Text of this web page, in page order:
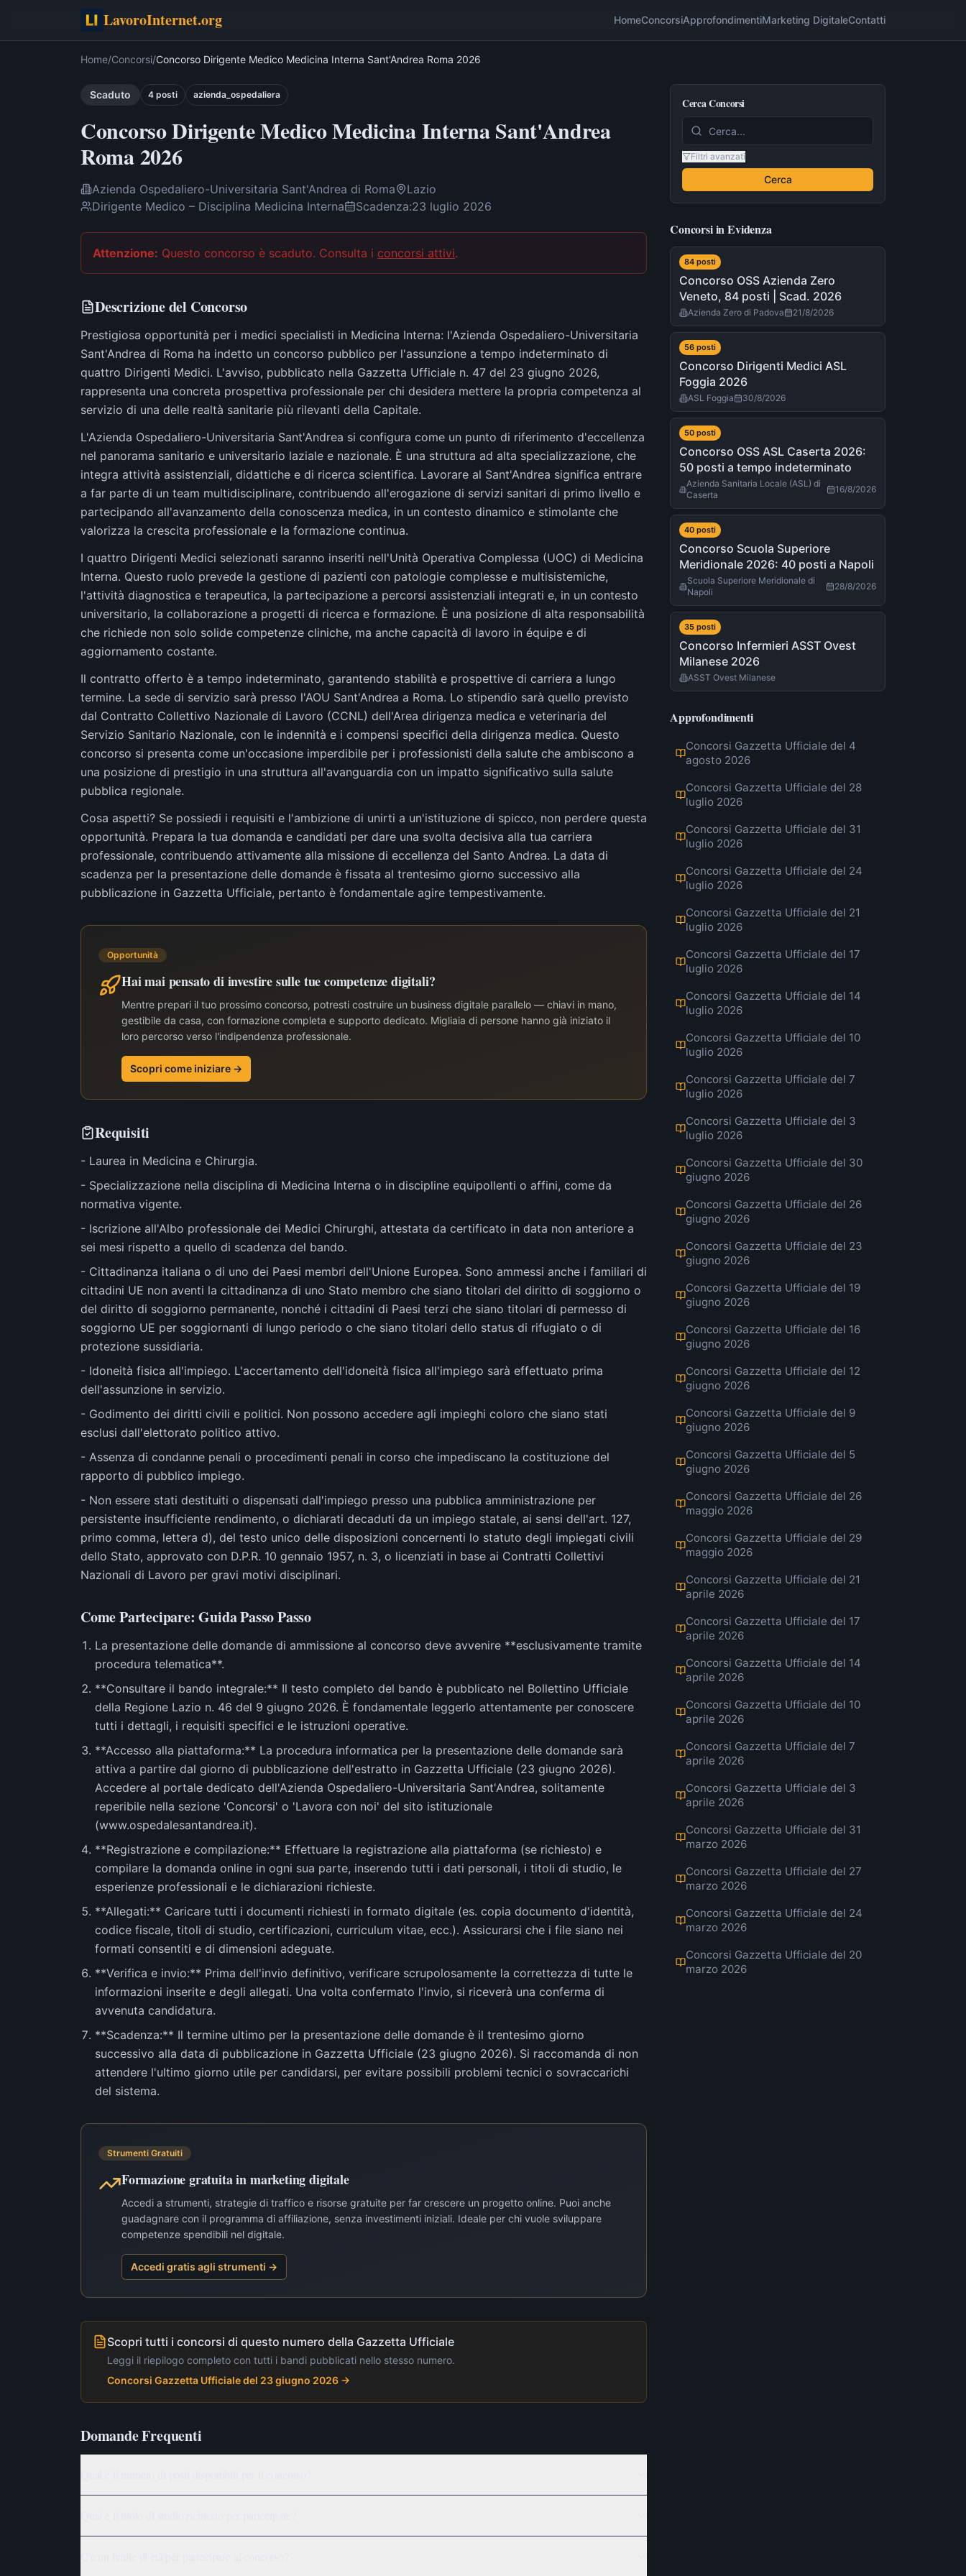
LavoroInternet.org HomeConcorsiApprofondimentiMarketing DigitaleContatti
Home/Concorsi/Concorso Dirigente Medico Medicina Interna Sant'Andrea Roma 2026
Scaduto 4 posti azienda_ospedaliera
Concorso Dirigente Medico Medicina Interna Sant'Andrea
Roma 2026
Azienda Ospedaliero-Universitaria Sant'Andrea di Roma
Lazio
Dirigente Medico – Disciplina Medicina Interna
Scadenza:23 luglio 2026
Attenzione: Questo concorso è scaduto. Consulta i concorsi attivi.
Descrizione del Concorso
Prestigiosa opportunità per i medici specialisti in Medicina Interna: l'Azienda Ospedaliero-Universitaria
Sant'Andrea di Roma ha indetto un concorso pubblico per l'assunzione a tempo indeterminato di
quattro Dirigenti Medici. L'avviso, pubblicato nella Gazzetta Ufficiale n. 47 del 23 giugno 2026,
rappresenta una concreta prospettiva professionale per chi desidera mettere la propria competenza al
servizio di una delle realtà sanitarie più rilevanti della Capitale.
L'Azienda Ospedaliero-Universitaria Sant'Andrea si configura come un punto di riferimento d'eccellenza
nel panorama sanitario e universitario laziale e nazionale. È una struttura ad alta specializzazione, che
integra attività assistenziali, didattiche e di ricerca scientifica. Lavorare al Sant'Andrea significa entrare
a far parte di un team multidisciplinare, contribuendo all'erogazione di servizi sanitari di primo livello e
partecipando all'avanzamento della conoscenza medica, in un contesto dinamico e stimolante che
valorizza la crescita professionale e la formazione continua.
I quattro Dirigenti Medici selezionati saranno inseriti nell'Unità Operativa Complessa (UOC) di Medicina
Interna. Questo ruolo prevede la gestione di pazienti con patologie complesse e multisistemiche,
l'attività diagnostica e terapeutica, la partecipazione a percorsi assistenziali integrati e, in un contesto
universitario, la collaborazione a progetti di ricerca e formazione. È una posizione di alta responsabilità
che richiede non solo solide competenze cliniche, ma anche capacità di lavoro in équipe e di
aggiornamento costante.
Il contratto offerto è a tempo indeterminato, garantendo stabilità e prospettive di carriera a lungo
termine. La sede di servizio sarà presso l'AOU Sant'Andrea a Roma. Lo stipendio sarà quello previsto
dal Contratto Collettivo Nazionale di Lavoro (CCNL) dell'Area dirigenza medica e veterinaria del
Servizio Sanitario Nazionale, con le indennità e i compensi specifici della dirigenza medica. Questo
concorso si presenta come un'occasione imperdibile per i professionisti della salute che ambiscono a
una posizione di prestigio in una struttura all'avanguardia con un impatto significativo sulla salute
pubblica regionale.
Cosa aspetti? Se possiedi i requisiti e l'ambizione di unirti a un'istituzione di spicco, non perdere questa
opportunità. Prepara la tua domanda e candidati per dare una svolta decisiva alla tua carriera
professionale, contribuendo attivamente alla missione di eccellenza del Santo Andrea. La data di
scadenza per la presentazione delle domande è fissata al trentesimo giorno successivo alla
pubblicazione in Gazzetta Ufficiale, pertanto è fondamentale agire tempestivamente.
Opportunità
Hai mai pensato di investire sulle tue competenze digitali?
Mentre prepari il tuo prossimo concorso, potresti costruire un business digitale parallelo — chiavi in mano,
gestibile da casa, con formazione completa e supporto dedicato. Migliaia di persone hanno già iniziato il
loro percorso verso l'indipendenza professionale.
Scopri come iniziare →
Requisiti
- Laurea in Medicina e Chirurgia.
- Specializzazione nella disciplina di Medicina Interna o in discipline equipollenti o affini, come da
normativa vigente.
- Iscrizione all'Albo professionale dei Medici Chirurghi, attestata da certificato in data non anteriore a
sei mesi rispetto a quello di scadenza del bando.
- Cittadinanza italiana o di uno dei Paesi membri dell'Unione Europea. Sono ammessi anche i familiari di
cittadini UE non aventi la cittadinanza di uno Stato membro che siano titolari del diritto di soggiorno o
del diritto di soggiorno permanente, nonché i cittadini di Paesi terzi che siano titolari di permesso di
soggiorno UE per soggiornanti di lungo periodo o che siano titolari dello status di rifugiato o di
protezione sussidiaria.
- Idoneità fisica all'impiego. L'accertamento dell'idoneità fisica all'impiego sarà effettuato prima
dell'assunzione in servizio.
- Godimento dei diritti civili e politici. Non possono accedere agli impieghi coloro che siano stati
esclusi dall'elettorato politico attivo.
- Assenza di condanne penali o procedimenti penali in corso che impediscano la costituzione del
rapporto di pubblico impiego.
- Non essere stati destituiti o dispensati dall'impiego presso una pubblica amministrazione per
persistente insufficiente rendimento, o dichiarati decaduti da un impiego statale, ai sensi dell'art. 127,
primo comma, lettera d), del testo unico delle disposizioni concernenti lo statuto degli impiegati civili
dello Stato, approvato con D.P.R. 10 gennaio 1957, n. 3, o licenziati in base ai Contratti Collettivi
Nazionali di Lavoro per gravi motivi disciplinari.
Come Partecipare: Guida Passo Passo
La presentazione delle domande di ammissione al concorso deve avvenire **esclusivamente tramite
procedura telematica**.
**Consultare il bando integrale:** Il testo completo del bando è pubblicato nel Bollettino Ufficiale
della Regione Lazio n. 46 del 9 giugno 2026. È fondamentale leggerlo attentamente per conoscere
tutti i dettagli, i requisiti specifici e le istruzioni operative.
**Accesso alla piattaforma:** La procedura informatica per la presentazione delle domande sarà
attiva a partire dal giorno di pubblicazione dell'estratto in Gazzetta Ufficiale (23 giugno 2026).
Accedere al portale dedicato dell'Azienda Ospedaliero-Universitaria Sant'Andrea, solitamente
reperibile nella sezione 'Concorsi' o 'Lavora con noi' del sito istituzionale
(www.ospedalesantandrea.it).
**Registrazione e compilazione:** Effettuare la registrazione alla piattaforma (se richiesto) e
compilare la domanda online in ogni sua parte, inserendo tutti i dati personali, i titoli di studio, le
esperienze professionali e le dichiarazioni richieste.
**Allegati:** Caricare tutti i documenti richiesti in formato digitale (es. copia documento d'identità,
codice fiscale, titoli di studio, certificazioni, curriculum vitae, ecc.). Assicurarsi che i file siano nei
formati consentiti e di dimensioni adeguate.
**Verifica e invio:** Prima dell'invio definitivo, verificare scrupolosamente la correttezza di tutte le
informazioni inserite e degli allegati. Una volta confermato l'invio, si riceverà una conferma di
avvenuta candidatura.
**Scadenza:** Il termine ultimo per la presentazione delle domande è il trentesimo giorno
successivo alla data di pubblicazione in Gazzetta Ufficiale (23 giugno 2026). Si raccomanda di non
attendere l'ultimo giorno utile per candidarsi, per evitare possibili problemi tecnici o sovraccarichi
del sistema.
Strumenti Gratuiti
Formazione gratuita in marketing digitale
Accedi a strumenti, strategie di traffico e risorse gratuite per far crescere un progetto online. Puoi anche
guadagnare con il programma di affiliazione, senza investimenti iniziali. Ideale per chi vuole sviluppare
competenze spendibili nel digitale.
Accedi gratis agli strumenti →
Scopri tutti i concorsi di questo numero della Gazzetta Ufficiale
Leggi il riepilogo completo con tutti i bandi pubblicati nello stesso numero.
Concorsi Gazzetta Ufficiale del 23 giugno 2026 →
Domande Frequenti
Cerca Concorsi
Filtri avanzati
Cerca
Concorsi in Evidenza
84 posti
Concorso OSS Azienda Zero
Veneto, 84 posti | Scad. 2026
Azienda Zero di Padova 21/8/2026
56 posti
Concorso Dirigenti Medici ASL
Foggia 2026
ASL Foggia 30/8/2026
50 posti
Concorso OSS ASL Caserta 2026:
50 posti a tempo indeterminato
Azienda Sanitaria Locale (ASL) di
Caserta
16/8/2026
40 posti
Concorso Scuola Superiore
Meridionale 2026: 40 posti a Napoli
Scuola Superiore Meridionale di
Napoli
28/8/2026
35 posti
Concorso Infermieri ASST Ovest
Milanese 2026
ASST Ovest Milanese
Approfondimenti
Concorsi Gazzetta Ufficiale del 4
agosto 2026
Concorsi Gazzetta Ufficiale del 28
luglio 2026
Concorsi Gazzetta Ufficiale del 31
luglio 2026
Concorsi Gazzetta Ufficiale del 24
luglio 2026
Concorsi Gazzetta Ufficiale del 21
luglio 2026
Concorsi Gazzetta Ufficiale del 17
luglio 2026
Concorsi Gazzetta Ufficiale del 14
luglio 2026
Concorsi Gazzetta Ufficiale del 10
luglio 2026
Concorsi Gazzetta Ufficiale del 7
luglio 2026
Concorsi Gazzetta Ufficiale del 3
luglio 2026
Concorsi Gazzetta Ufficiale del 30
giugno 2026
Concorsi Gazzetta Ufficiale del 26
giugno 2026
Concorsi Gazzetta Ufficiale del 23
giugno 2026
Concorsi Gazzetta Ufficiale del 19
giugno 2026
Concorsi Gazzetta Ufficiale del 16
giugno 2026
Concorsi Gazzetta Ufficiale del 12
giugno 2026
Concorsi Gazzetta Ufficiale del 9
giugno 2026
Concorsi Gazzetta Ufficiale del 5
giugno 2026
Concorsi Gazzetta Ufficiale del 26
maggio 2026
Concorsi Gazzetta Ufficiale del 29
maggio 2026
Concorsi Gazzetta Ufficiale del 21
aprile 2026
Concorsi Gazzetta Ufficiale del 17
aprile 2026
Concorsi Gazzetta Ufficiale del 14
aprile 2026
Concorsi Gazzetta Ufficiale del 10
aprile 2026
Concorsi Gazzetta Ufficiale del 7
aprile 2026
Concorsi Gazzetta Ufficiale del 3
aprile 2026
Concorsi Gazzetta Ufficiale del 31
marzo 2026
Concorsi Gazzetta Ufficiale del 27
marzo 2026
Concorsi Gazzetta Ufficiale del 24
marzo 2026
Concorsi Gazzetta Ufficiale del 20
marzo 2026